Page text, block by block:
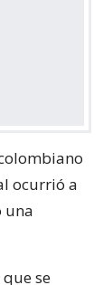
ocurrió a
una
se